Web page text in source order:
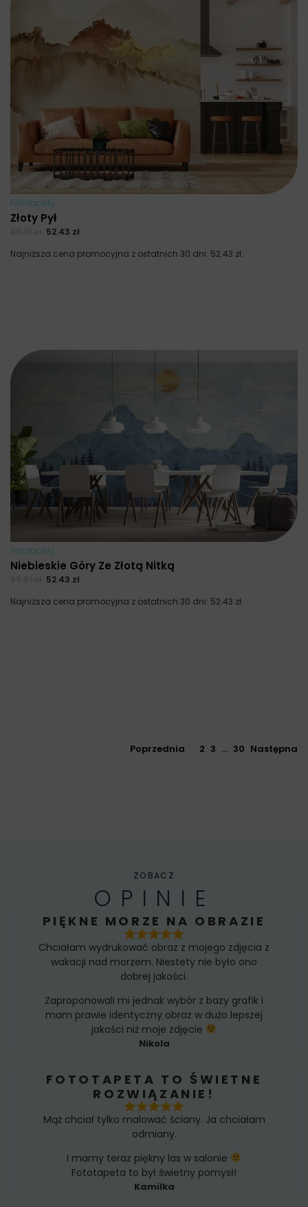
Fototapety
Złoty Pył
52.43 zł
Najniższa cena promocyjna z ostatnich 30 dni: 52.43 zł.
Fototapety
Niebieskie Góry Ze Złotą Nitką
52.43 zł
Najniższa cena promocyjna z ostatnich 30 dni: 52.43 zł.
Poprzednia 2 3 … 30 Następna
ZOBACZ
OPINIE
PIĘKNE MORZE NA OBRAZIE
Chciałam wydrukować obraz z mojego zdjęcia z
wakacji nad morzem. Niestety nie było ono
dobrej jakości.
Zaproponowali mi jednak wybór z bazy grafik i
mam prawie identyczny obraz w dużo lepszej
jakości niż moje zdjęcie
Nikola
FOTOTAPETA TO ŚWIETNE
ROZWIĄZANIE!
Mąż chciał tylko malować ściany. Ja chciałam
odmiany.
I mamy teraz piękny las w salonie
Fototapeta to był świetny pomysł!
Kamilka